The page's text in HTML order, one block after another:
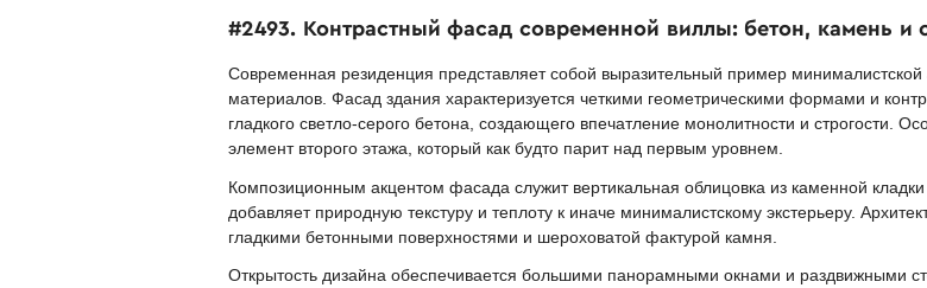
#2493. Контрастный фасад современной виллы: бетон, камень и
Современная резиденция представляет собой выразительный пример
материалов. Фасад здания характеризуется четкими геометрическими формами и
гладкого светло-серого бетона, создающего впечатление монолитности и строгости.
элемент второго этажа, который как будто парит над первым уровнем.
Композиционным акцентом фасада служит вертикальная облицовка из каменной
добавляет природную текстуру и теплоту к иначе минималистскому экстерьеру.
гладкими бетонными поверхностями и шероховатой фактурой камня.
Открытость дизайна обеспечивается большими панорамными окнами и раздвижными